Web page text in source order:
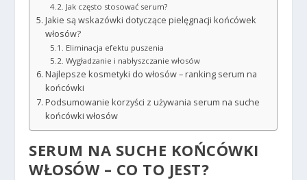
Jak często stosować serum?
Jakie są wskazówki dotyczące pielęgnacji końcówek
włosów?
Eliminacja efektu puszenia
Wygładzanie i nabłyszczanie włosów
Najlepsze kosmetyki do włosów – ranking serum na
końcówki
Podsumowanie korzyści z używania serum na suche
końcówki włosów
SERUM NA SUCHE KOŃCÓWKI
WŁOSÓW – CO TO JEST?